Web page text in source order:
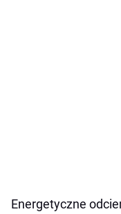
Energetyczne